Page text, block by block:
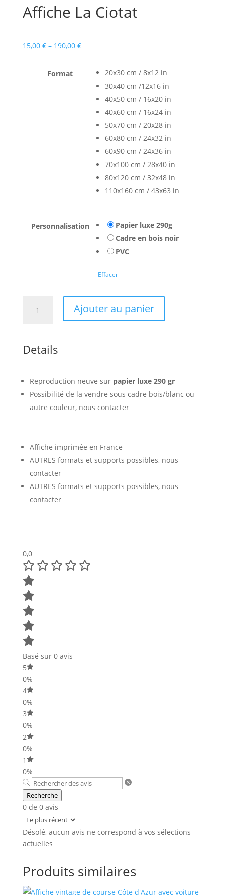
Affiche La Ciotat
15,00 €– 190,00 €
Format
20x30 cm / 8x12 in
30x40 cm /12x16 in
40x50 cm / 16x20 in
40x60 cm / 16x24 in
50x70 cm / 20x28 in
60x80 cm / 24x32 in
60x90 cm / 24x36 in
70x100 cm / 28x40 in
80x120 cm / 32x48 in
110x160 cm / 43x63 in
Personnalisation
Papier luxe 290g
Cadre en bois noir
PVC
Effacer
Ciotat
Ajouter au panier
Details
Reproduction neuve sur papier luxe 290 gr
Possibilité de la vendre sous cadre bois/blanc ou
autre couleur, nous contacter
Affiche imprimée en France
AUTRES formats et supports possibles, nous
contacter
AUTRES formats et supports possibles, nous
contacter
0,0
Basé sur 0 avis
5
0%
4
0%
3
0%
2
0%
1
0%
Recherche
0 de 0 avis
Désolé, aucun avis ne correspond à vos sélections
actuelles
Produits similaires